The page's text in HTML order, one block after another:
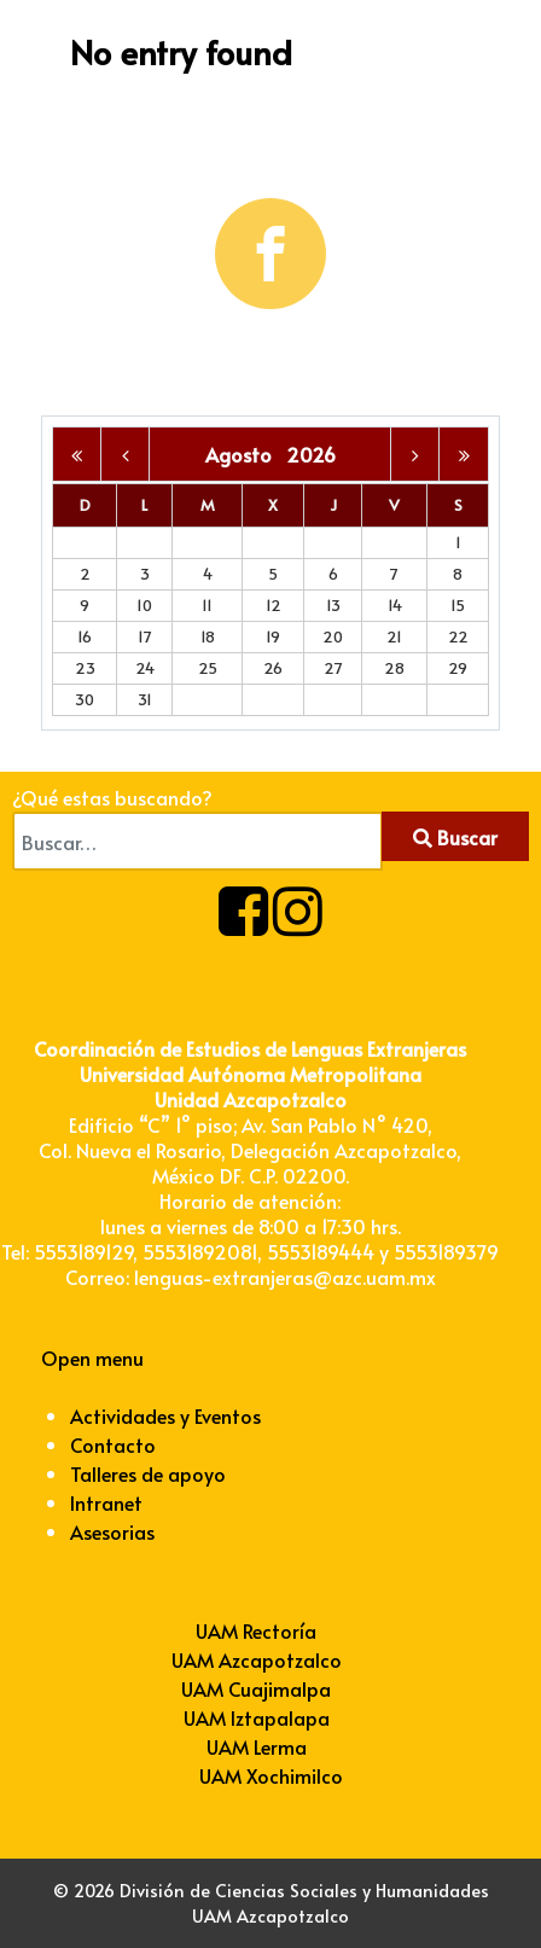
No entry found
Agosto 2026
D L M X J V
S
1
2
3 4 5 6 7
8
9
10 11 12 13 14
15
16
17 18 19 20 21
22
23
24 25 26 27 28
29
30
31
¿Qué estas buscando?
Buscar
Coordinación de Estudios de Lenguas Extranjeras
Universidad Autónoma Metropolitana
Unidad Azcapotzalco
Edificio “C” 1° piso; Av. San Pablo N° 420,
Col. Nueva el Rosario, Delegación Azcapotzalco,
México DF. C.P. 02200.
Horario de atención:
lunes a viernes de 8:00 a 17:30 hrs.
Tel: 5553189129, 55531892081, 5553189444 y 5553189379
Correo: lenguas-extranjeras@azc.uam.mx
Open menu
Actividades y Eventos
Contacto
Talleres de apoyo
Intranet
Asesorias
UAM Rectoría
UAM Azcapotzalco
UAM Cuajimalpa
UAM Iztapalapa
UAM Lerma
UAM Xochimilco
© 2026 División de Ciencias Sociales y Humanidades
UAM Azcapotzalco